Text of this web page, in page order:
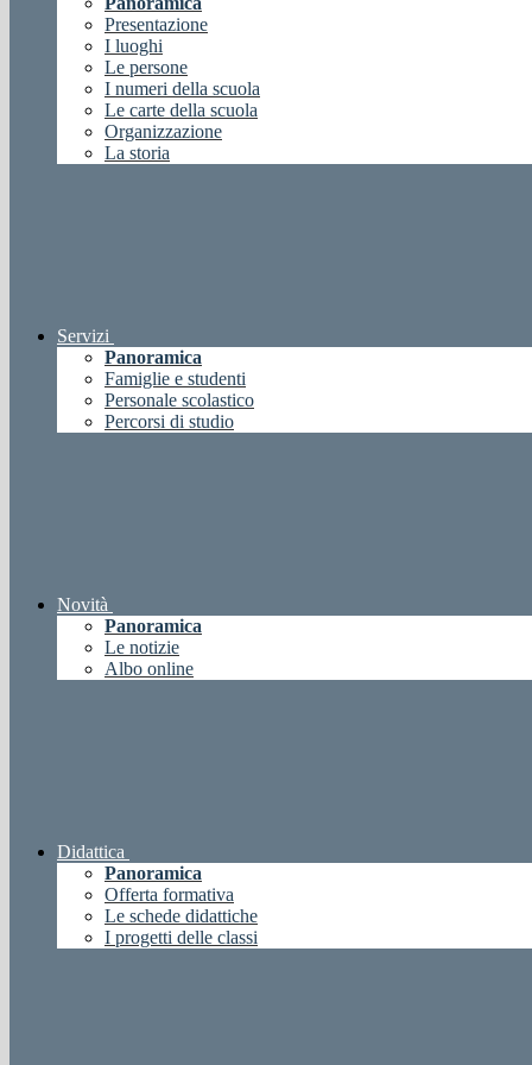
Presentazione
I luoghi
Le persone
I numeri della scuola
Le carte della scuola
Organizzazione
La storia
Servizi
Panoramica
Famiglie e studenti
Personale scolastico
Percorsi di studio
Novità
Panoramica
Le notizie
Albo online
Didattica
Panoramica
Offerta formativa
Le schede didattiche
I progetti delle classi